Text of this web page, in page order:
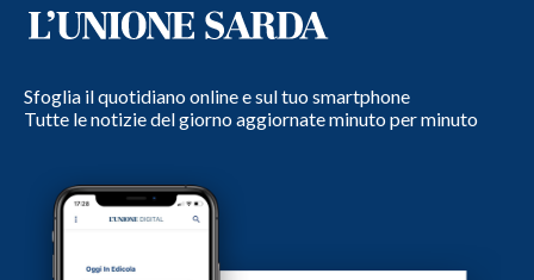
Sfoglia il quotidiano online e sul tuo smartphone
Tutte le notizie del giorno aggiornate minuto per minuto